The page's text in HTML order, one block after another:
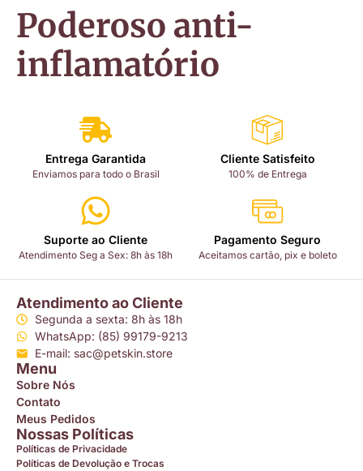
​Poderoso anti-
inflamatório​
Entrega Garantida
Enviamos para todo o Brasil
Cliente Satisfeito
100% de Entrega
Suporte ao Cliente
Atendimento Seg a Sex: 8h às 18h
Pagamento Seguro
Aceitamos cartão, pix e boleto
Atendimento ao Cliente
Segunda a sexta: 8h às 18h
WhatsApp: (85) 99179-9213
E-mail: sac@petskin.store
Menu
Sobre Nós
Contato
Meus Pedidos
Nossas Políticas
Políticas de Privacidade
Políticas de Devolução e Trocas